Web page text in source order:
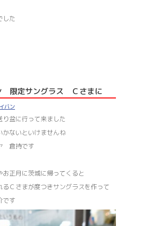
した
バン
限定サングラス Ｃさまに
盆に行って来ました
かないといけませんね
倉持です
正月に茨城に帰ってくると
Ｃさまが度つきサングラスを作って
です